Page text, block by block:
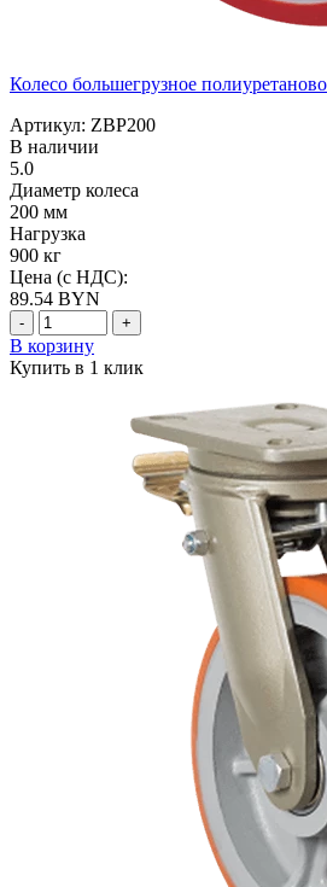
Колесо большегрузное
Артикул: ZBP200
В наличии
5.0
Диаметр колеса
200 мм
Нагрузка
900 кг
Цена (с НДС):
89.54 BYN
- +
В корзину
Купить в 1 клик